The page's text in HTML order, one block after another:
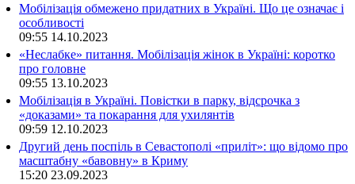
Мобілізація обмежено придатних в Україні. Що це означає і
особливості
09:55 14.10.2023
«Неслабке» питання. Мобілізація жінок в Україні: коротко
про головне
09:55 13.10.2023
Мобілізація в Україні. Повістки в парку, відсрочка з
«доказами» та покарання для ухилянтів
09:59 12.10.2023
Другий день поспіль в Севастополі «приліт»: що відомо про
масштабну «бавовну» в Криму
15:20 23.09.2023